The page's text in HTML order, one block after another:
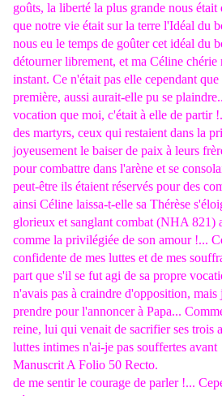
goûts, la liberté la plus grande nous
que notre vie était sur la terre l'Idéal du
nous eu le temps de goûter cet idéal du
détourner librement, et ma Céline chérie
instant. Ce n'était pas elle cependant que
première, aussi aurait-elle pu se
vocation que moi, c'était à elle de partir
des martyrs, ceux qui restaient dans la
joyeusement le baiser de paix à leurs
pour combattre dans l'arène et se
peut-être ils étaient réservés pour des
ainsi Céline laissa-t-elle sa Thérèse
glorieux et sanglant combat (NHA 821)
comme la privilégiée de son amour !...
confidente de mes luttes et de mes
part que s'il se fut agi de sa propre
n'avais pas à craindre d'opposition, mais
prendre pour l'annoncer à Papa...
reine, lui qui venait de sacrifier ses trois
luttes intimes n'ai-je pas souffertes avant
Manuscrit A Folio 50 Recto.
de me sentir le courage de parler !...